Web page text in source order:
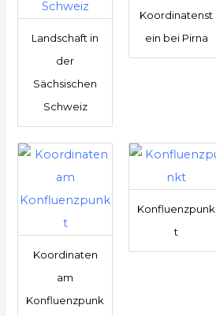
Landschaft in
der
Sächsischen
Schweiz
Koordinatenst
ein bei Pirna
Koordinaten
am
Konfluenzpunk
Konfluenzpunk
t